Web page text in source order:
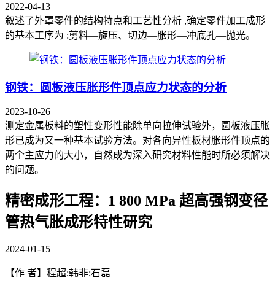
2022-04-13
叙述了外罩零件的结构特点和工艺性分析 ,确定零件加工成形
的基本工序为 :剪料—旋压、切边—胀形—冲底孔—抛光。
钢铁：圆板液压胀形件顶点应力状态的分析
2023-10-26
测定金属板料的塑性变形性能除单向拉伸试验外，圆板液压胀
形已成为又一种基本试验方法。对各向异性板材胀形件顶点的
两个主应力的大小，自然成为深入研究材料性能时所必须解决
的问题。
精密成形工程：1 800 MPa 超高强钢变径
管热气胀成形特性研究
2024-01-15
【作 者】程超;韩非;石磊